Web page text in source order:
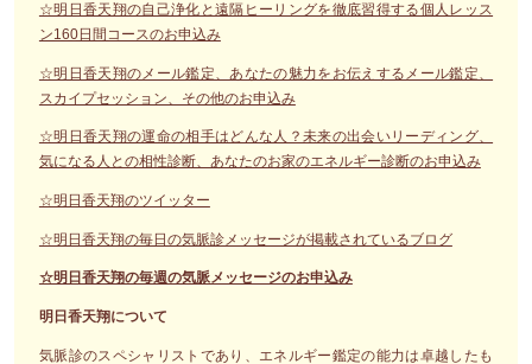
☆明日香天翔の自己浄化と遠隔ヒーリングを徹底習得する個人レッス
ン160日間コースのお申込み
☆明日香天翔のメール鑑定、あなたの魅力をお伝えするメール鑑定、
スカイプセッション、その他のお申込み
☆明日香天翔の運命の相手はどんな人？未来の出会いリーディング、
気になる人との相性診断、あなたのお家のエネルギー診断のお申込み
☆明日香天翔のツイッター
☆明日香天翔の毎日の気脈診メッセージが掲載されているブログ
☆明日香天翔の毎週の気脈メッセージのお申込み
明日香天翔について
気脈診のスペシャリストであり、エネルギー鑑定の能力は卓越したも